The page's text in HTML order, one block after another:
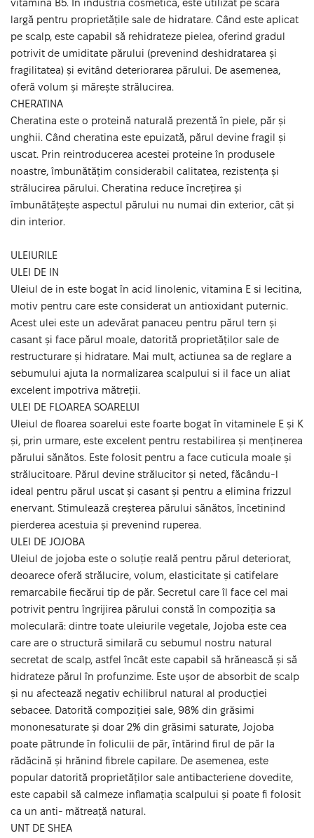
vitamina B5. În industria cosmetică, este utilizat pe scară
largă pentru proprietățile sale de hidratare. Când este aplicat
pe scalp, este capabil să rehidrateze pielea, oferind gradul
potrivit de umiditate părului (prevenind deshidratarea și
fragilitatea) și evitând deteriorarea părului. De asemenea,
oferă volum și mărește strălucirea.
CHERATINA
Cheratina este o proteină naturală prezentă în piele, păr și
unghii. Când cheratina este epuizată, părul devine fragil și
uscat. Prin reintroducerea acestei proteine în produsele
noastre, îmbunătățim considerabil calitatea, rezistența și
strălucirea părului. Cheratina reduce încrețirea și
îmbunătățește aspectul părului nu numai din exterior, cât și
din interior.
ULEIURILE
ULEI DE IN
Uleiul de in este bogat în acid linolenic, vitamina E si lecitina,
motiv pentru care este considerat un antioxidant puternic.
Acest ulei este un adevărat panaceu pentru părul tern și
casant și face părul moale, datorită proprietăților sale de
restructurare și hidratare. Mai mult, actiunea sa de reglare a
sebumului ajuta la normalizarea scalpului si il face un aliat
excelent impotriva mătreții.
ULEI DE FLOAREA SOARELUI
Uleiul de floarea soarelui este foarte bogat în vitaminele E și K
și, prin urmare, este excelent pentru restabilirea și menținerea
părului sănătos. Este folosit pentru a face cuticula moale și
strălucitoare. Părul devine strălucitor și neted, făcându-l
ideal pentru părul uscat și casant și pentru a elimina frizzul
enervant. Stimulează creșterea părului sănătos, încetinind
pierderea acestuia și prevenind ruperea.
ULEI DE JOJOBA
Uleiul de jojoba este o soluție reală pentru părul deteriorat,
deoarece oferă strălucire, volum, elasticitate și catifelare
remarcabile fiecărui tip de păr. Secretul care îl face cel mai
potrivit pentru îngrijirea părului constă în compoziția sa
moleculară: dintre toate uleiurile vegetale, Jojoba este cea
care are o structură similară cu sebumul nostru natural
secretat de scalp, astfel încât este capabil să hrănească și să
hidrateze părul în profunzime. Este ușor de absorbit de scalp
și nu afectează negativ echilibrul natural al producției
sebacee. Datorită compoziției sale, 98% din grăsimi
mononesaturate și doar 2% din grăsimi saturate, Jojoba
poate pătrunde în foliculii de păr, întărind firul de păr la
rădăcină și hrănind fibrele capilare. De asemenea, este
popular datorită proprietăților sale antibacteriene dovedite,
este capabil să calmeze inflamația scalpului și poate fi folosit
ca un anti- mătreață natural.
UNT DE SHEA